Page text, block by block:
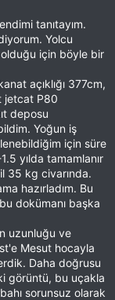
tanıtayım.
Yolcu
olduğu için böyle bir
açıklığı 377cm,
jetcat P80
deposu
Yoğun iş
için süre
yılda tamamlanır
35 kg civarında.
hazırladım. Bu
dokümanı başka
uzunluğu ve
Mesut hocayla
Daha doğrusu
görüntü, bu uçakla
sorunsuz olarak